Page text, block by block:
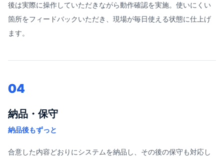
後は実際に操作していただきながら動作確認を実施。使いにくい
箇所をフィードバックいただき、現場が毎日使える状態に仕上げ
ます。
04
納品・保守
納品後もずっと
合意した内容どおりにシステムを納品し、その後の保守も対応し